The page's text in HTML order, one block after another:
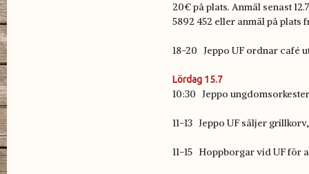
20€ på plats. Anmäl senast
5892 452 eller anmäl på plats
18-20 Jeppo UF ordnar café
Lördag 15.7
10:30 Jeppo
11-13 Jeppo UF säljer
11-15 Hoppborgar vid UF för